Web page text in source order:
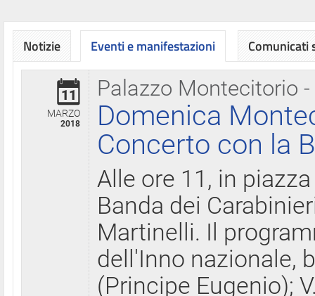
Notizie Eventi e manifestazioni
Palazzo Montecitorio
11
MARZO
2018
Domenica
Concerto con la
Alle ore 11, in
Banda dei
Martinelli. Il
dell'Inno nazionale,
(Principe Eugenio);
Comunicati